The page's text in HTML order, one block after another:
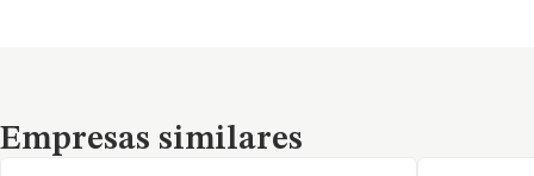
Empresas similares
Empresas similares